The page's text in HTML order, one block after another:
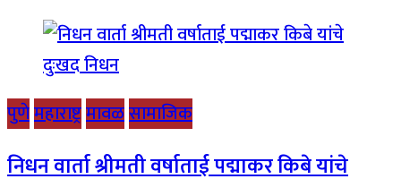
पुणेमहाराष्ट्रमावळसामाजिक
निधन वार्ता श्रीमती वर्षाताई पद्माकर किबे यांचे